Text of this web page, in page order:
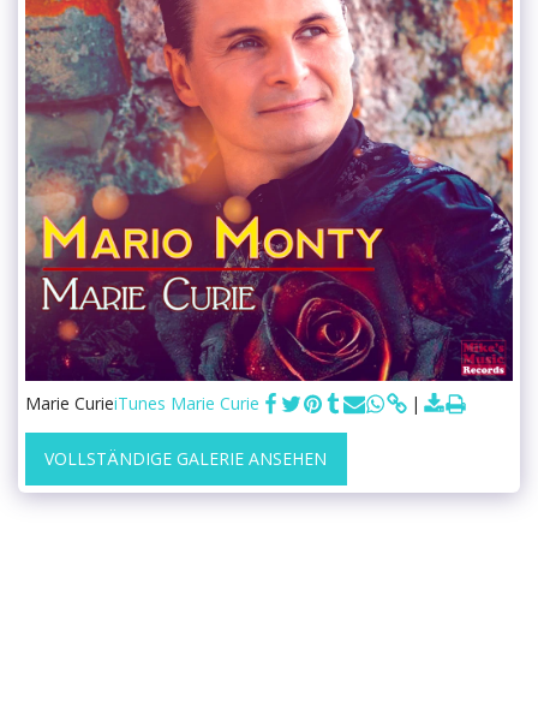
Marie CurieiTunes Marie Curie
VOLLSTÄNDIGE GALERIE ANSEHEN